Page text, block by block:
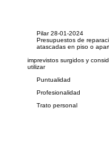
Pilar28-01-2024
Presupuestos de
atascadas en piso o
imprevistos surgidos y
utilizar
Puntualidad
Profesionalidad
Trato personal